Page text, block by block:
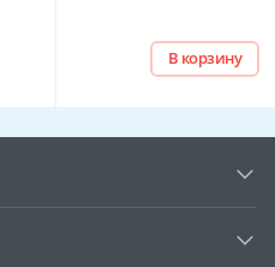
В корзину